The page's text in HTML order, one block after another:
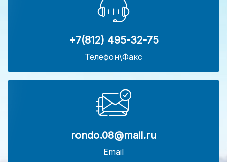
+7(812) 495-32-75
Телефон\Факс
rondo.08@mail.ru
Email